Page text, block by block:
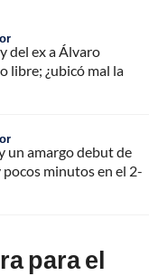
del ex a Álvaro
libre; ¿ubicó mal la
un amargo debut de
minutos en el 2-
para el